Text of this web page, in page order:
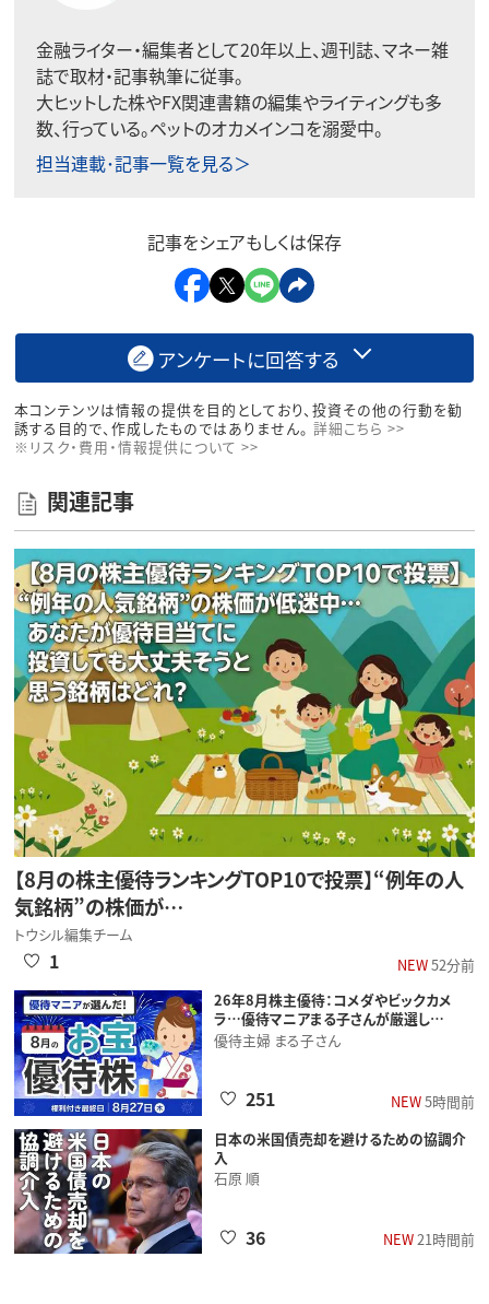
金融ライター・編集者として20年以上、週刊誌、マネー雑
誌で取材・記事執筆に従事。
大ヒットした株やFX関連書籍の編集やライティングも多
数、行っている。ペットのオカメインコを溺愛中。
担当連載･記事一覧を見る＞
記事をシェアもしくは保存
アンケートに回答する
本コンテンツは情報の提供を目的としており、投資その他の行動を勧
誘する目的で、作成したものではありません。 詳細こちら >>
※リスク・費用・情報提供について >>
関連記事
【8月の株主優待ランキングTOP10で投票】“例年の人
気銘柄”の株価が…
トウシル編集チーム
NEW52分前
1
26年8月株主優待：コメダやビックカメ
ラ…優待マニアまる子さんが厳選し…
優待主婦 まる子さん
NEW5時間前
251
日本の米国債売却を避けるための協調介
入
石原 順
NEW21時間前
36